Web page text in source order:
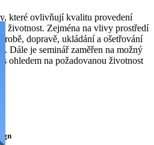
které ovlivňují kvalitu provedení
životnost. Zejména na vlivy prostředí
dopravě, ukládání a ošetřování
Dále je seminář zaměřen na možný
s ohledem na požadovanou životnost